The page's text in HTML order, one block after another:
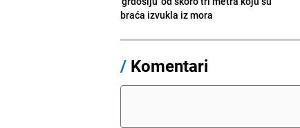
braća izvukla iz mora
/ Komentari